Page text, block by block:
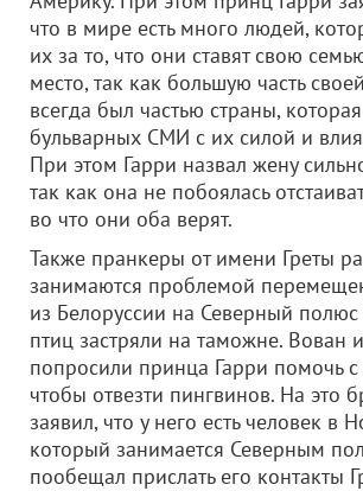
что в мире есть много людей,
их за то, что они ставят свою
место, так как большую часть
всегда был частью страны,
бульварных СМИ с их силой и
При этом Гарри назвал жену
так как она не побоялась
во что они оба верят.
Также пранкеры от имени Греты
занимаются проблемой
из Белоруссии на Северный
птиц застряли на таможне. Вован
попросили принца Гарри помочь
чтобы отвезти пингвинов. На это
заявил, что у него есть человек в
который занимается Северным
пообещал прислать его контакты